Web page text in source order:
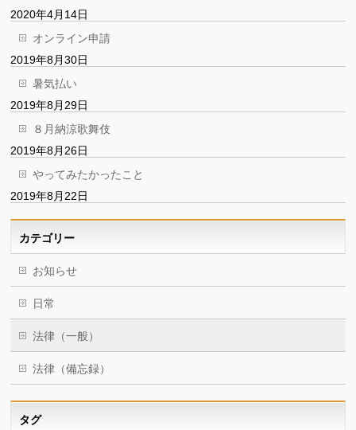
2020年4月14日
オンライン申請
2019年8月30日
暑気払い
2019年8月29日
８月納涼歌舞伎
2019年8月26日
やってみたかったこと
2019年8月22日
カテゴリー
お知らせ
日常
法律（一般）
法律（備忘録）
タグ